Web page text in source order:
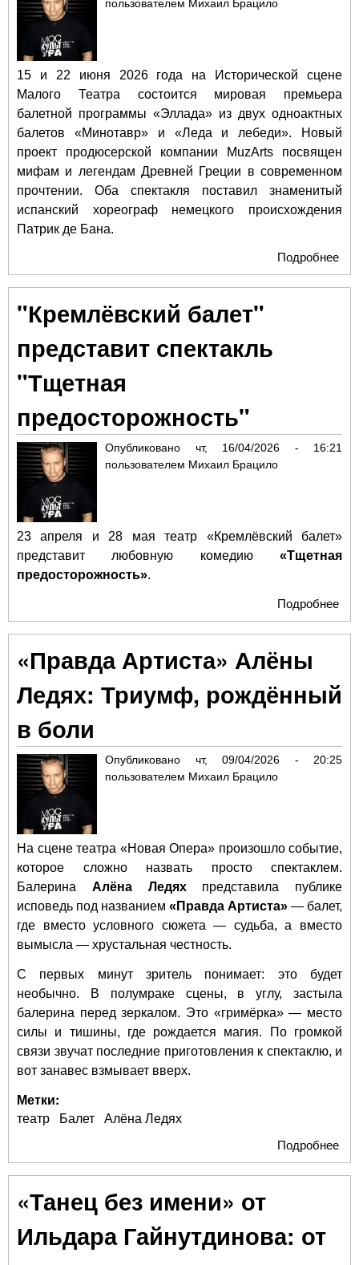
пользователем Михаил Брацило
15 и 22 июня 2026 года на Исторической сцене
Малого Театра состоится мировая премьера
балетной программы «Эллада» из двух одноактных
балетов «Минотавр» и «Леда и лебеди». Новый
проект продюсерской компании MuzArts посвящен
мифам и легендам Древней Греции в современном
прочтении. Оба спектакля поставил знаменитый
испанский хореограф немецкого происхождения
Патрик де Бана.
Подробнее
"Кремлёвский балет"
представит спектакль
"Тщетная
предосторожность"
Опубликовано чт, 16/04/2026 - 16:21
пользователем Михаил Брацило
23 апреля и 28 мая театр «Кремлёвский балет»
представит любовную комедию «Тщетная
предосторожность».
Подробнее
«Правда Артиста» Алёны
Ледях: Триумф, рождённый
в боли
Опубликовано чт, 09/04/2026 - 20:25
пользователем Михаил Брацило
На сцене театра «Новая Опера» произошло событие,
которое сложно назвать просто спектаклем.
Балерина Алёна Ледяхпредставила публике
исповедь под названием «Правда Артиста» — балет,
где вместо условного сюжета — судьба, а вместо
вымысла — хрустальная честность.
С первых минут зритель понимает: это будет
необычно. В полумраке сцены, в углу, застыла
балерина перед зеркалом. Это «гримёрка» — место
силы и тишины, где рождается магия. По громкой
связи звучат последние приготовления к спектаклю, и
вот занавес взмывает вверх.
Метки:
театр Балет
Алёна Ледях
Подробнее
«Танец без имени» от
Ильдара Гайнутдинова: от